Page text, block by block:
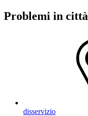
Problemi in città
disservizio